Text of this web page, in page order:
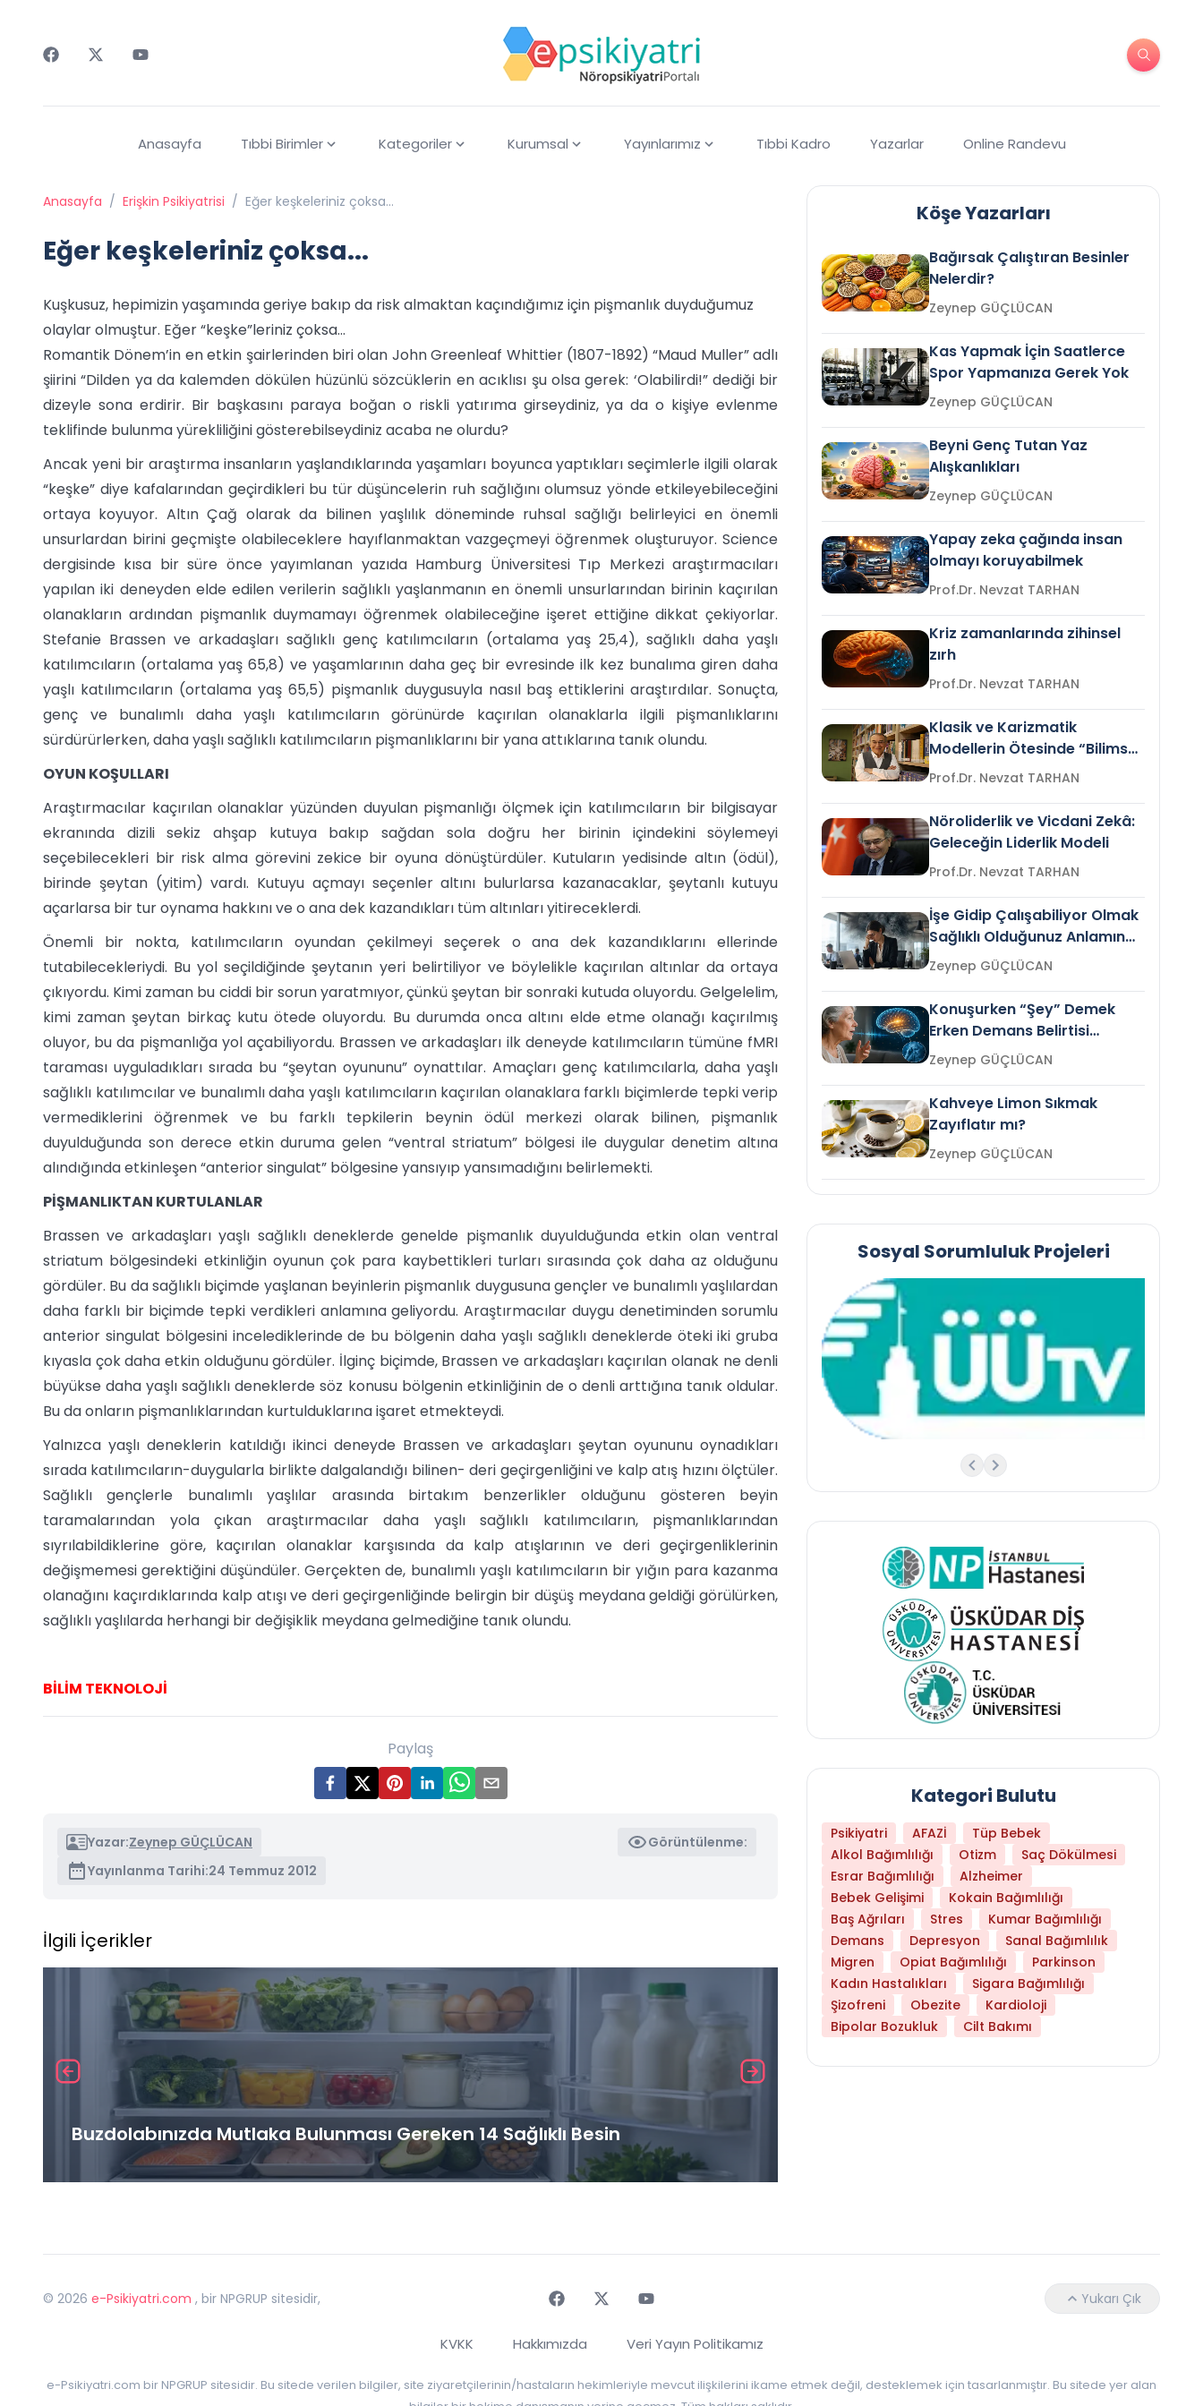
Anasayfa Tıbbi Birimler Kategoriler Kurumsal Yayınlarımız Tıbbi Kadro Yazarlar Online Randevu
Anasayfa / Erişkin Psikiyatrisi / Eğer keşkeleriniz çoksa...
Eğer keşkeleriniz çoksa...
Kuşkusuz, hepimizin yaşamında geriye bakıp da risk almaktan kaçındığımız için pişmanlık duyduğumuz
olaylar olmuştur. Eğer “keşke”leriniz çoksa…
Romantik Dönem’in en etkin şairlerinden biri olan John Greenleaf Whittier (1807-1892) “Maud Muller” adlı
şiirini “Dilden ya da kalemden dökülen hüzünlü sözcüklerin en acıklısı şu olsa gerek: ‘Olabilirdi!” dediği bir
dizeyle sona erdirir. Bir başkasını paraya boğan o riskli yatırıma girseydiniz, ya da o kişiye evlenme
teklifinde bulunma yürekliliğini gösterebilseydiniz acaba ne olurdu?
Ancak yeni bir araştırma insanların yaşlandıklarında yaşamları boyunca yaptıkları seçimlerle ilgili olarak
“keşke” diye kafalarından geçirdikleri bu tür düşüncelerin ruh sağlığını olumsuz yönde etkileyebileceğini
ortaya koyuyor. Altın Çağ olarak da bilinen yaşlılık döneminde ruhsal sağlığı belirleyici en önemli
unsurlardan birini geçmişte olabileceklere hayıflanmaktan vazgeçmeyi öğrenmek oluşturuyor. Science
dergisinde kısa bir süre önce yayımlanan yazıda Hamburg Üniversitesi Tıp Merkezi araştırmacıları
yapılan iki deneyden elde edilen verilerin sağlıklı yaşlanmanın en önemli unsurlarından birinin kaçırılan
olanakların ardından pişmanlık duymamayı öğrenmek olabileceğine işeret ettiğine dikkat çekiyorlar.
Stefanie Brassen ve arkadaşları sağlıklı genç katılımcıların (ortalama yaş 25,4), sağlıklı daha yaşlı
katılımcıların (ortalama yaş 65,8) ve yaşamlarının daha geç bir evresinde ilk kez bunalıma giren daha
yaşlı katılımcıların (ortalama yaş 65,5) pişmanlık duygusuyla nasıl baş ettiklerini araştırdılar. Sonuçta,
genç ve bunalımlı daha yaşlı katılımcıların görünürde kaçırılan olanaklarla ilgili pişmanlıklarını
sürdürürlerken, daha yaşlı sağlıklı katılımcıların pişmanlıklarını bir yana attıklarına tanık olundu.
OYUN KOŞULLARI
Araştırmacılar kaçırılan olanaklar yüzünden duyulan pişmanlığı ölçmek için katılımcıların bir bilgisayar
ekranında dizili sekiz ahşap kutuya bakıp sağdan sola doğru her birinin içindekini söylemeyi
seçebilecekleri bir risk alma görevini zekice bir oyuna dönüştürdüler. Kutuların yedisinde altın (ödül),
birinde şeytan (yitim) vardı. Kutuyu açmayı seçenler altını bulurlarsa kazanacaklar, şeytanlı kutuyu
açarlarsa bir tur oynama hakkını ve o ana dek kazandıkları tüm altınları yitireceklerdi.
Önemli bir nokta, katılımcıların oyundan çekilmeyi seçerek o ana dek kazandıklarını ellerinde
tutabilecekleriydi. Bu yol seçildiğinde şeytanın yeri belirtiliyor ve böylelikle kaçırılan altınlar da ortaya
çıkıyordu. Kimi zaman bu ciddi bir sorun yaratmıyor, çünkü şeytan bir sonraki kutuda oluyordu. Gelgelelim,
kimi zaman şeytan birkaç kutu ötede oluyordu. Bu durumda onca altını elde etme olanağı kaçırılmış
oluyor, bu da pişmanlığa yol açabiliyordu. Brassen ve arkadaşları ilk deneyde katılımcıların tümüne fMRI
taraması uyguladıkları sırada bu “şeytan oyununu” oynattılar. Amaçları genç katılımcılarla, daha yaşlı
sağlıklı katılımcılar ve bunalımlı daha yaşlı katılımcıların kaçırılan olanaklara farklı biçimlerde tepki verip
vermediklerini öğrenmek ve bu farklı tepkilerin beynin ödül merkezi olarak bilinen, pişmanlık
duyulduğunda son derece etkin duruma gelen “ventral striatum” bölgesi ile duygular denetim altına
alındığında etkinleşen “anterior singulat” bölgesine yansıyıp yansımadığını belirlemekti.
PİŞMANLIKTAN KURTULANLAR
Brassen ve arkadaşları yaşlı sağlıklı deneklerde genelde pişmanlık duyulduğunda etkin olan ventral
striatum bölgesindeki etkinliğin oyunun çok para kaybettikleri turları sırasında çok daha az olduğunu
gördüler. Bu da sağlıklı biçimde yaşlanan beyinlerin pişmanlık duygusuna gençler ve bunalımlı yaşlılardan
daha farklı bir biçimde tepki verdikleri anlamına geliyordu. Araştırmacılar duygu denetiminden sorumlu
anterior singulat bölgesini incelediklerinde de bu bölgenin daha yaşlı sağlıklı deneklerde öteki iki gruba
kıyasla çok daha etkin olduğunu gördüler. İlginç biçimde, Brassen ve arkadaşları kaçırılan olanak ne denli
büyükse daha yaşlı sağlıklı deneklerde söz konusu bölgenin etkinliğinin de o denli arttığına tanık oldular.
Bu da onların pişmanlıklarından kurtulduklarına işaret etmekteydi.
Yalnızca yaşlı deneklerin katıldığı ikinci deneyde Brassen ve arkadaşları şeytan oyununu oynadıkları
sırada katılımcıların-duygularla birlikte dalgalandığı bilinen- deri geçirgenliğini ve kalp atış hızını ölçtüler.
Sağlıklı gençlerle bunalımlı yaşlılar arasında birtakım benzerlikler olduğunu gösteren beyin
taramalarından yola çıkan araştırmacılar daha yaşlı sağlıklı katılımcıların, pişmanlıklarından
sıyrılabildiklerine göre, kaçırılan olanaklar karşısında da kalp atışlarının ve deri geçirgenliklerinin
değişmemesi gerektiğini düşündüler. Gerçekten de, bunalımlı yaşlı katılımcıların bir yığın para kazanma
olanağını kaçırdıklarında kalp atışı ve deri geçirgenliğinde belirgin bir düşüş meydana geldiği görülürken,
sağlıklı yaşlılarda herhangi bir değişiklik meydana gelmediğine tanık olundu.
BİLİM TEKNOLOJİ
Paylaş
Yazar:Zeynep GÜÇLÜCAN
Görüntülenme:
Yayınlanma Tarihi:24 Temmuz 2012
İlgili İçerikler
Buzdolabınızda Mutlaka Bulunması Gereken 14 Sağlıklı Besin
Köşe Yazarları
Bağırsak Çalıştıran Besinler
Nelerdir?
Zeynep GÜÇLÜCAN
Kas Yapmak İçin Saatlerce
Spor Yapmanıza Gerek Yok
Zeynep GÜÇLÜCAN
Beyni Genç Tutan Yaz
Alışkanlıkları
Zeynep GÜÇLÜCAN
Yapay zeka çağında insan
olmayı koruyabilmek
Prof.Dr. Nevzat TARHAN
Kriz zamanlarında zihinsel
zırh
Prof.Dr. Nevzat TARHAN
Klasik ve Karizmatik
Modellerin Ötesinde “Bilimsel
Liderlik”
Prof.Dr. Nevzat TARHAN
Nöroliderlik ve Vicdani Zekâ:
Geleceğin Liderlik Modeli
Prof.Dr. Nevzat TARHAN
İşe Gidip Çalışabiliyor Olmak
Sağlıklı Olduğunuz Anlamına
Gelir mi?Zeynep GÜÇLÜCAN
Konuşurken “Şey” Demek
Erken Demans Belirtisi
Olabilir mi?Zeynep GÜÇLÜCAN
Kahveye Limon Sıkmak
Zayıflatır mı?
Zeynep GÜÇLÜCAN
Sosyal Sorumluluk Projeleri
Kategori Bulutu
Psikiyatri AFAZİ
Tüp Bebek
Alkol Bağımlılığı
Otizm
Saç Dökülmesi
Esrar Bağımlılığı
Alzheimer
Bebek Gelişimi
Kokain Bağımlılığı
Baş Ağrıları
Stres
Kumar Bağımlılığı
Demans
Depresyon
Sanal Bağımlılık
Migren
Opiat Bağımlılığı
Parkinson
Kadın Hastalıkları
Sigara Bağımlılığı
Şizofreni
Obezite
Kardioloji
Bipolar Bozukluk
Cilt Bakımı
© 2026 e-Psikiyatri.com , bir NPGRUP sitesidir, Yukarı Çık
KVKK Hakkımızda Veri Yayın Politikamız
e-Psikiyatri.com bir NPGRUP sitesidir. Bu sitede verilen bilgiler, site ziyaretçilerinin/hastaların hekimleriyle mevcut ilişkilerini ikame etmek değil, desteklemek için tasarlanmıştır. Bu sitede yer alan